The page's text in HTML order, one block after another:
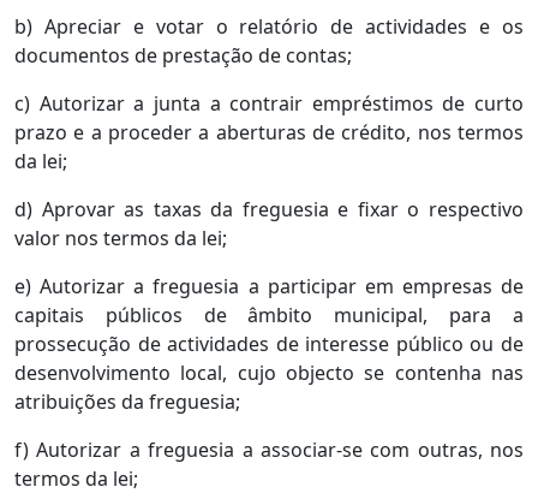
b) Apreciar e votar o relatório de actividades e os
documentos de prestação de contas;
c) Autorizar a junta a contrair empréstimos de curto
prazo e a proceder a aberturas de crédito, nos termos
da lei;
d) Aprovar as taxas da freguesia e fixar o respectivo
valor nos termos da lei;
e) Autorizar a freguesia a participar em empresas de
capitais públicos de âmbito municipal, para a
prossecução de actividades de interesse público ou de
desenvolvimento local, cujo objecto se contenha nas
atribuições da freguesia;
f) Autorizar a freguesia a associar-se com outras, nos
termos da lei;